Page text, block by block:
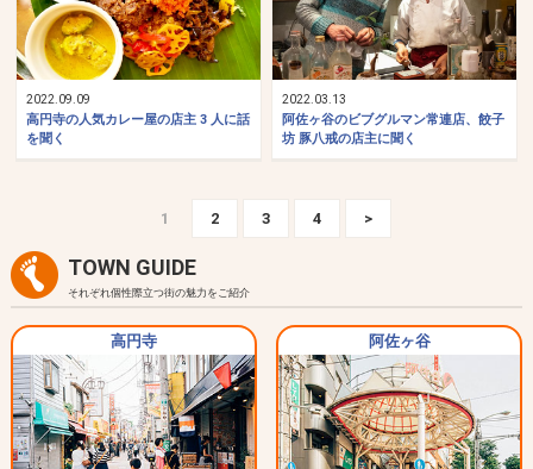
2022.09.09
高円寺の人気カレー屋の店主 3 人に話
を聞く
2022.03.13
阿佐ヶ谷のビブグルマン常連店、餃子
坊 豚八戒の店主に聞く
1 2 3 4 >
TOWN GUIDE
それぞれ個性際立つ街の魅力をご紹介
高円寺 阿佐ヶ谷